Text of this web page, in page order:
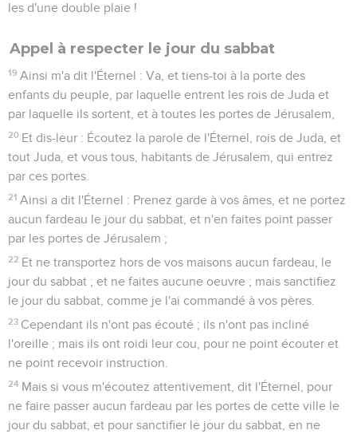
les d'une double plaie !
Appel à respecter le jour du sabbat
19 Ainsi m'a dit l'Éternel : Va, et tiens-toi à la porte des
enfants du peuple, par laquelle entrent les rois de Juda et
par laquelle ils sortent, et à toutes les portes de Jérusalem,
20 Et dis-leur : Écoutez la parole de l'Éternel, rois de Juda, et
tout Juda, et vous tous, habitants de Jérusalem, qui entrez
par ces portes.
21 Ainsi a dit l'Éternel : Prenez garde à vos âmes, et ne portez
aucun fardeau le jour du sabbat, et n'en faites point passer
par les portes de Jérusalem ;
22 Et ne transportez hors de vos maisons aucun fardeau, le
jour du sabbat ; et ne faites aucune oeuvre ; mais sanctifiez
le jour du sabbat, comme je l'ai commandé à vos pères.
23 Cependant ils n'ont pas écouté ; ils n'ont pas incliné
l'oreille ; mais ils ont roidi leur cou, pour ne point écouter et
ne point recevoir instruction.
24 Mais si vous m'écoutez attentivement, dit l'Éternel, pour
ne faire passer aucun fardeau par les portes de cette ville le
jour du sabbat, et pour sanctifier le jour du sabbat, en ne